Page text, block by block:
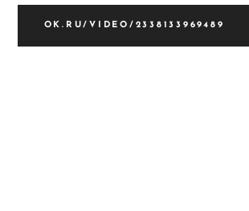
OK.RU/VIDEO/2338133969489